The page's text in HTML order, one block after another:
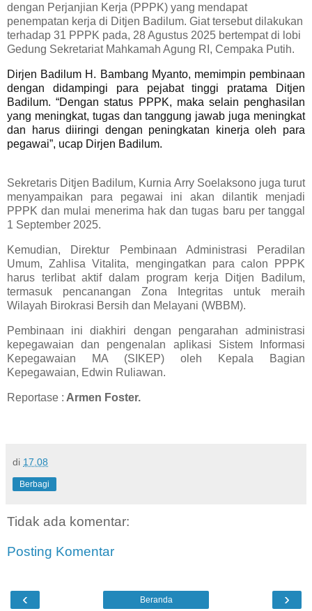
dengan Perjanjian Kerja (PPPK) yang mendapat
penempatan kerja di Ditjen Badilum. Giat tersebut dilakukan
terhadap 31 PPPK pada, 28 Agustus 2025 bertempat di lobi
Gedung Sekretariat Mahkamah Agung RI, Cempaka Putih.
Dirjen Badilum H. Bambang Myanto, memimpin pembinaan
dengan didampingi para pejabat tinggi pratama Ditjen
Badilum. “Dengan status PPPK, maka selain penghasilan
yang meningkat, tugas dan tanggung jawab juga meningkat
dan harus diiringi dengan peningkatan kinerja oleh para
pegawai”, ucap Dirjen Badilum.
Sekretaris Ditjen Badilum, Kurnia Arry Soelaksono juga turut
menyampaikan para pegawai ini akan dilantik menjadi
PPPK dan mulai menerima hak dan tugas baru per tanggal
1 September 2025.
Kemudian, Direktur Pembinaan Administrasi Peradilan
Umum, Zahlisa Vitalita, mengingatkan para calon PPPK
harus terlibat aktif dalam program kerja Ditjen Badilum,
termasuk pencanangan Zona Integritas untuk meraih
Wilayah Birokrasi Bersih dan Melayani (WBBM).
Pembinaan ini diakhiri dengan pengarahan administrasi
kepegawaian dan pengenalan aplikasi Sistem Informasi
Kepegawaian MA (SIKEP) oleh Kepala Bagian
Kepegawaian, Edwin Ruliawan.
Reportase : Armen Foster.
di 17.08
Berbagi
Tidak ada komentar:
Posting Komentar
‹ ›
Beranda